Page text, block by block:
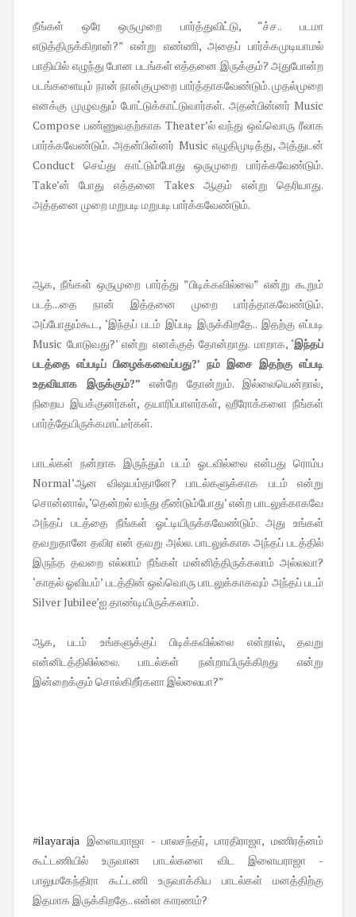
நீங்கள் ஒரே ஒருமுறை பார்த்துவிட்டு, “ச்ச.. படமா
எடுத்திருக்கிறான்?” என்று எண்ணி, அதைப் பார்க்கமுடியாமல்
பாதியில் எழுந்து போன படங்கள் எத்தனை இருக்கும்? அதுபோன்ற
படங்களையும் நான் நான்குமுறை பார்த்தாகவேண்டும். முதல்முறை
எனக்கு முழுவதும் போட்டுக்காட்டுவார்கள். அதன்பின்னர் Music
Compose பண்ணுவதற்காக Theater’ல் வந்து ஒவ்வொரு ரீலாக
பார்க்கவேண்டும். அதன்பின்னர் Music எழுதிமுடித்து, அத்துடன்
Conduct செய்து காட்டும்போது ஒருமுறை பார்க்கவேண்டும்.
Take’ன் போது எத்தனை Takes ஆகும் என்று தெரியாது.
அத்தனை முறை மறுபடி மறுபடி பார்க்கவேண்டும்.
ஆக, நீங்கள் ஒருமுறை பார்த்து ”பிடிக்கவில்லை” என்று கூறும்
படத்...தை நான் இத்தனை முறை பார்த்தாகவேண்டும்.
அப்போதும்கூட, ‘இந்தப் படம் இப்படி இருக்கிறதே.. இதற்கு எப்படி
Music போடுவது?’ என்று எனக்குத் தோன்றாது. மாறாக, ‘இந்தப்
படத்தை எப்படிப் பிழைக்கவைப்பது?’ நம் இசை இதற்கு எப்படி
உதவியாக இருக்கும்?” என்றே தோன்றும். இல்லையென்றால்,
நிறைய இயக்குனர்கள், தயாரிப்பாளர்கள், ஹீரோக்களை நீங்கள்
பார்த்தேயிருக்கமாட்டீர்கள்.
பாடல்கள் நன்றாக இருந்தும் படம் ஓடவில்லை என்பது ரொம்ப
Normal’ஆன விஷயம்தானே? பாடல்களுக்காக படம் என்று
சொன்னால், ‘தென்றல் வந்து தீண்டும்போது’ என்ற பாடலுக்காகவே
அந்தப் படத்தை நீங்கள் ஓட்டியிருக்கவேண்டும். அது உங்கள்
தவறுதானே தவிர என் தவறு அல்ல. பாடலுக்காக அந்தப் படத்தில்
இருந்த தவறை எல்லாம் நீங்கள் மன்னித்திருக்கலாம் அல்லவா?
‘காதல் ஓவியம்’ படத்தின் ஒவ்வொரு பாடலுக்காகவும் அந்தப் படம்
Silver Jubilee’ஐ தாண்டியிருக்கலாம்.
ஆக, படம் உங்களுக்குப் பிடிக்கவில்லை என்றால், தவறு
என்னிடத்திலில்லை. பாடல்கள் நன்றாயிருக்கிறது என்று
இன்றைக்கும் சொல்கிறீர்களா இல்லையா?”
#ilayaraja இளையராஜா - பாலசந்தர், பாரதிராஜா, மணிரத்னம்
கூட்டணியில் உருவான பாடல்களை விட இளையராஜா -
பாலுமகேந்திரா கூட்டணி உருவாக்கிய பாடல்கள் மனத்திற்கு
இதமாக இருக்கிறதே.. என்ன காரணம்?